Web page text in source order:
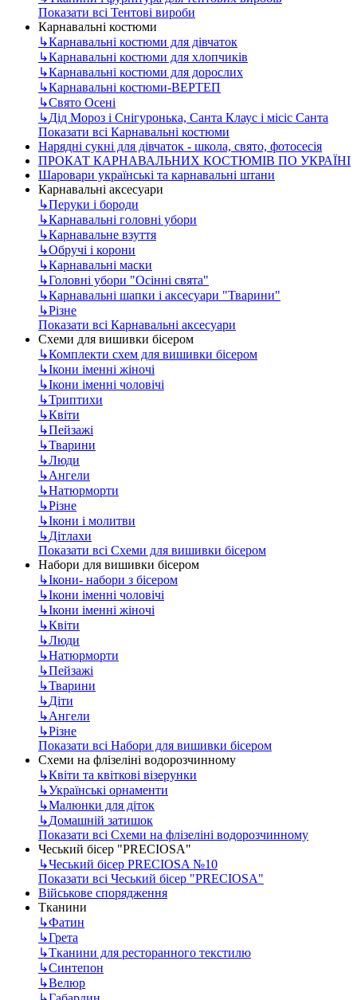
Показати всі Тентові вироби
Карнавальні костюми
↳Карнавальні костюми для дівчаток
↳Карнавальні костюми для хлопчиків
↳Карнавальні костюми для дорослих
↳Карнавальні костюми-ВЕРТЕП
↳Свято Осені
↳Дід Мороз і Снігуронька, Санта Клаус і місіс Санта
Показати всі Карнавальні костюми
Нарядні сукні для дівчаток - школа, свято, фотосесія
ПРОКАТ КАРНАВАЛЬНИХ КОСТЮМІВ ПО УКРАЇНІ
Шаровари українські та карнавальні штани
Карнавальні аксесуари
↳Перуки і бороди
↳Карнавальні головні убори
↳Карнавальне взуття
↳Обручі і корони
↳Карнавальні маски
↳Головні убори "Осінні свята"
↳Карнавальні шапки і аксесуари "Тварини"
↳Різне
Показати всі Карнавальні аксесуари
Схеми для вишивки бісером
↳Комплекти схем для вишивки бісером
↳Ікони іменні жіночі
↳Ікони іменні чоловічі
↳Триптихи
↳Квіти
↳Пейзажі
↳Тварини
↳Люди
↳Ангели
↳Натюрморти
↳Різне
↳Ікони і молитви
↳Дітлахи
Показати всі Схеми для вишивки бісером
Набори для вишивки бісером
↳Ікони- набори з бісером
↳Ікони іменні чоловічі
↳Ікони іменні жіночі
↳Квіти
↳Люди
↳Натюрморти
↳Пейзажі
↳Тварини
↳Діти
↳Ангели
↳Різне
Показати всі Набори для вишивки бісером
Схеми на флізеліні водорозчинному
↳Квіти та квіткові візерунки
↳Українські орнаменти
↳Малюнки для діток
↳Домашній затишок
Показати всі Схеми на флізеліні водорозчинному
Чеський бісер "PRECIOSA"
↳Чеський бісер PRECIOSA №10
Показати всі Чеський бісер "PRECIOSA"
Військове спорядження
Тканини
↳Фатин
↳Грета
↳Тканини для ресторанного текстилю
↳Синтепон
↳Велюр